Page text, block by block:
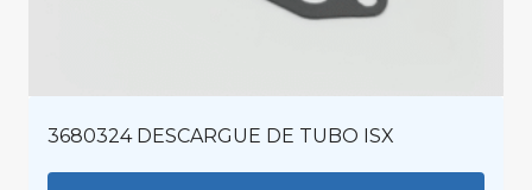
3680324 DESCARGUE DE TUBO ISX